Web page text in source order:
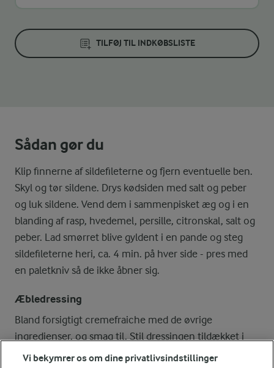
TILFØJ TIL INDKØBSLISTE
Sådan gør du
Klip finnerne af sildefileterne og fjern eventuelle ben.
Skyl og tør sildene. Drys kødsiden med salt og peber
og luk sildene. Vend dem i sammenpisket æg og i en
blanding af rasp, hvedemel, persille, citronskal, salt og
peber. Lad smørret blive gyldent i en pande og steg
sildefileterne heri, ca. 4 min. på hver side - pres med
en paletkniv så de ikke åbner sig.
Æbledressing
Bland forsigtigt cremefraiche med de øvrige
ingredienser, og smag til. Stil dressingen tildækket i
køleskabet i ca. ½ time. Rør den op inden serveringen
Vi bekymrer os om dine privatlivsindstillinger